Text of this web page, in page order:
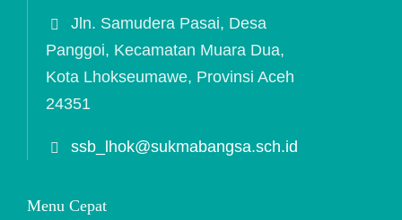
Jln. Samudera Pasai, Desa
Panggoi, Kecamatan Muara Dua,
Kota Lhokseumawe, Provinsi Aceh
24351
ssb_lhok@sukmabangsa.sch.id
Menu Cepat